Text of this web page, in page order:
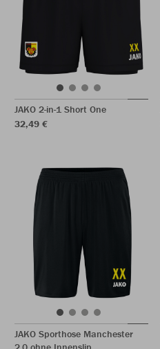
JAKO 2-in-1 Short One
32,49 €
JAKO Sporthose Manchester